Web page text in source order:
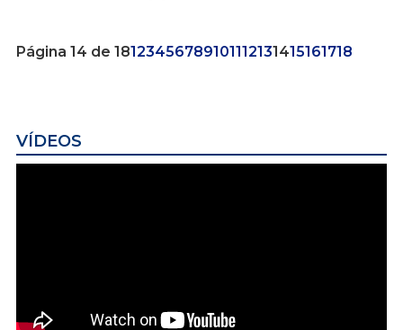
Página 14 de 18123456789101112131415161718
VÍDEOS